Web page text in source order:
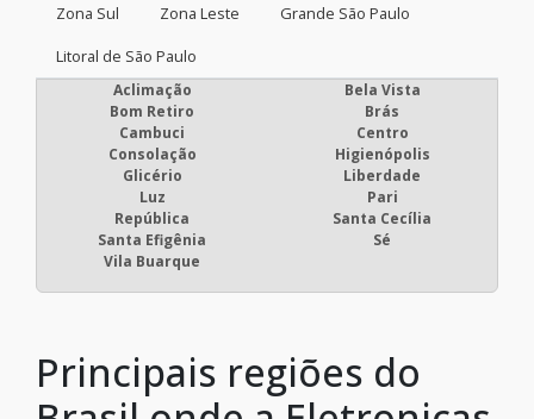
Zona Sul
Zona Leste
Grande São Paulo
Litoral de São Paulo
Aclimação
Bela Vista
Bom Retiro
Brás
Cambuci
Centro
Consolação
Higienópolis
Glicério
Liberdade
Luz
Pari
República
Santa Cecília
Santa Efigênia
Sé
Vila Buarque
Principais regiões do